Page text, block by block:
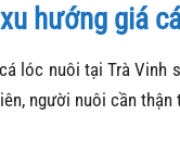
hướng giá
lóc nuôi tại Trà
người nuôi cần